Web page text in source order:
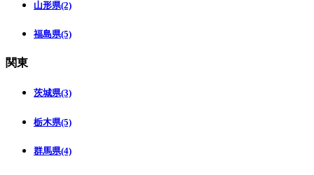
山形県(2)
福島県(5)
関東
茨城県(3)
栃木県(5)
群馬県(4)